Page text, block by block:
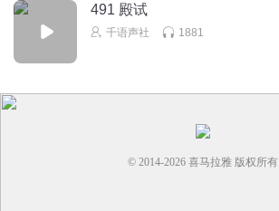
491 殿试
千语声社 1881
© 2014-2026 喜马拉雅 版权所有